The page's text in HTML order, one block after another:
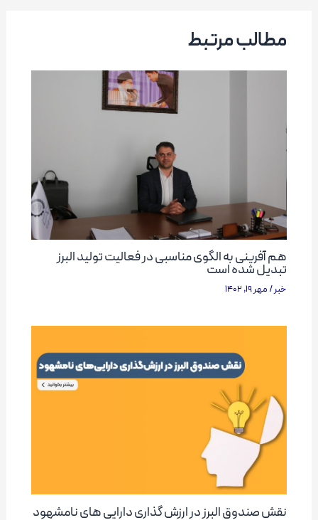
مطالب مرتبط
هم آفرینی به الگوی مناسبی در فعالیت تولید البرز
تبدیل شده است
خبر/ مهر 19, 1402
نقش صندوق البرز در ارزش گذاری دارایی های نامشهود